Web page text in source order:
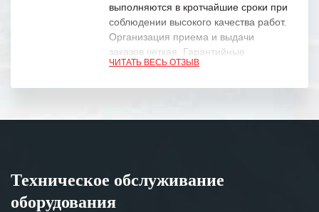
выполняются в кротчайшие сроки при
соблюдении высокого качества работ.
Организация приема и выдачи
заказов четкая. Гарантийные
обязательства выполняются в
Особенно хочется отметить высокую
клиентоориентированность
ЧИТАТЬ ВЕСЬ ОТЗЫВ
Техническое обслуживание
оборудования